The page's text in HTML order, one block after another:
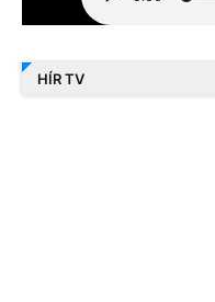
HÍR TV